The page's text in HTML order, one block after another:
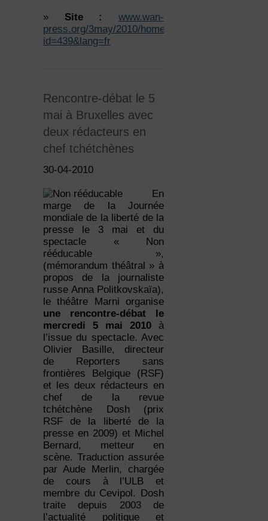
» Site :
www.wan-
press.org/3may/2010/home.php?
id=439&lang=fr
Rencontre-débat le 5
mai à Bruxelles avec
deux rédacteurs en
chef tchétchènes
30-04-2010
En
marge de la Journée
mondiale de la liberté de la
presse le 3 mai et du
spectacle « Non
rééducable »,
(mémorandum théâtral » à
propos de la journaliste
russe Anna Politkovskaïa),
le théâtre Marni organise
une rencontre-débat le
mercredi 5 mai 2010 à
l’issue du spectacle. Avec
Olivier Basille, directeur
de Reporters sans
frontières Belgique (RSF)
et les deux rédacteurs en
chef de la revue
tchétchène Dosh (prix
RSF de la liberté de la
presse en 2009) et Michel
Bernard, metteur en
scène. Traduction assurée
par Aude Merlin, chargée
de cours à l’ULB et
membre du Cevipol. Dosh
traite depuis 2003 de
l’actualité politique et